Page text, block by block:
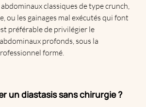
classiques de type crunch,
ou les gainages mal exécutés qui font
préférable de privilégier le
profonds, sous la
formé.
un diastasis sans chirurgie ?